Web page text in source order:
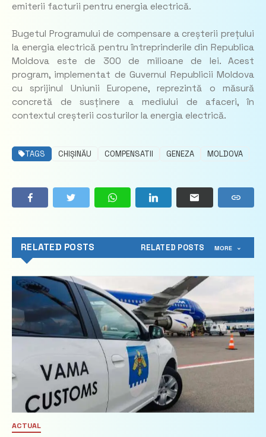
emiterii facturii pentru energia electrică.
Bugetul Programului de compensare a creșterii prețului
la energia electrică pentru întreprinderile din Republica
Moldova este de 300 de milioane de lei. Acest
program, implementat de Guvernul Republicii Moldova
cu sprijinul Uniunii Europene, reprezintă o măsură
concretă de susținere a mediului de afaceri, în
contextul creșterii costurilor la energia electrică.
TAGS CHIȘINĂU COMPENSATII GENEZA MOLDOVA
RELATED POSTS RELATED POSTS MORE
ACTUAL